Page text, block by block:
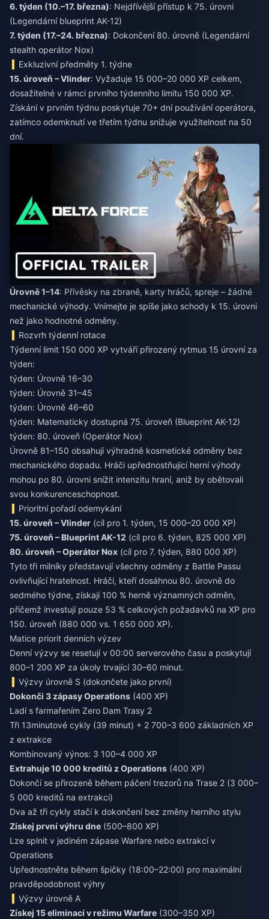
6. týden (10.–17. března): Nejdřívější přístup k 75. úrovni
7. týden (17.–24. března): Dokončení 80. úrovně (Legendární
stealth operátor Nox)
Exkluzivní předměty 1. týdne
15. úroveň – Vlinder: Vyžaduje 15 000–20 000 XP celkem,
dosažitelné v rámci prvního týdenního limitu 150 000 XP.
Získání v prvním týdnu poskytuje 70+ dní používání operátora,
zatímco odemknutí ve třetím týdnu snižuje využitelnost na 50
dní.
Úrovně 1–14: Přívěsky na zbraně, karty hráčů, spreje – žádné
mechanické výhody. Vnímejte je spíše jako schody k 15. úrovni
než jako hodnotné odměny.
Rozvrh týdenní rotace
Týdenní limit 150 000 XP vytváří přirozený rytmus 15 úrovní za
týden:
týden: Úrovně 16–30
týden: Úrovně 31–45
týden: Úrovně 46–60
týden: Matematicky dostupná 75. úroveň (Blueprint AK-12)
týden: 80. úroveň (Operátor Nox)
Úrovně 81–150 obsahují výhradně kosmetické odměny bez
mechanického dopadu. Hráči upřednostňující herní výhody
mohou po 80. úrovni snížit intenzitu hraní, aniž by obětovali
svou konkurenceschopnost.
Prioritní pořadí odemykání
15. úroveň – Vlinder (cíl pro 1. týden, 15 000–20 000 XP)
75. úroveň – Blueprint AK-12 (cíl pro 6. týden, 825 000 XP)
80. úroveň – Operátor Nox (cíl pro 7. týden, 880 000 XP)
Tyto tři milníky představují všechny odměny z Battle Passu
ovlivňující hratelnost. Hráči, kteří dosáhnou 80. úrovně do
sedmého týdne, získají 100 % herně významných odměn,
přičemž investují pouze 53 % celkových požadavků na XP pro
150. úroveň (880 000 vs. 1 650 000 XP).
Matice priorit denních výzev
Denní výzvy se resetují v 00:00 serverového času a poskytují
800–1 200 XP za úkoly trvající 30–60 minut.
Výzvy úrovně S (dokončete jako první)
Dokonči 3 zápasy Operations (400 XP)
Ladí s farmařením Zero Dam Trasy 2
Tři 13minutové cykly (39 minut) + 2 700–3 600 základních XP
z extrakce
Kombinovaný výnos: 3 100–4 000 XP
Extrahuje 10 000 kreditů z Operations (400 XP)
Dokončí se přirozeně během páčení trezorů na Trase 2 (3 000–
5 000 kreditů na extrakci)
Dva až tři cykly stačí k dokončení bez změny herního stylu
Získej první výhru dne (500–800 XP)
Lze splnit v jediném zápase Warfare nebo extrakcí v
Operations
Upřednostněte během špičky (18:00–22:00) pro maximální
pravděpodobnost výhry
Výzvy úrovně A
Získej 15 eliminací v režimu Warfare (300–350 XP)